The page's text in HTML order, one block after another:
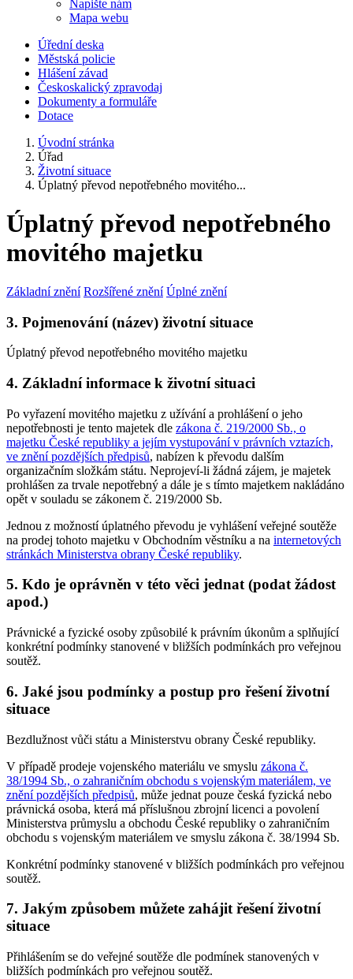
Napište nám
Mapa webu
Úřední deska
Městská policie
Hlášení závad
Českoskalický zpravodaj
Dokumenty a formuláře
Dotace
Úvodní stránka
Úřad
Životní situace
Úplatný převod nepotřebného movitého...
Úplatný převod nepotřebného
movitého majetku
Základní znění Rozšířené znění Úplné znění
3. Pojmenování (název) životní situace
Úplatný převod nepotřebného movitého majetku
4. Základní informace k životní situaci
Po vyřazení movitého majetku z užívání a prohlášení o jeho
nepotřebnosti je tento majetek dle zákona č. 219/2000 Sb., o
majetku České republiky a jejím vystupování v právních vztazích,
ve znění pozdějších předpisů, nabízen k převodu dalším
organizačním složkám státu. Neprojeví-li žádná zájem, je majetek
prohlášen za trvale nepotřebný a dále je s tímto majetkem nakládáno
opět v souladu se zákonem č. 219/2000 Sb.
Jednou z možností úplatného převodu je vyhlášení veřejné soutěže
na prodej tohoto majetku v Obchodním věstníku a na internetových
stránkách Ministerstva obrany České republiky.
5. Kdo je oprávněn v této věci jednat (podat žádost
apod.)
Právnické a fyzické osoby způsobilé k právním úkonům a splňující
konkrétní podmínky stanovené v bližších podmínkách pro veřejnou
soutěž.
6. Jaké jsou podmínky a postup pro řešení životní
situace
Bezdlužnost vůči státu a Ministerstvu obrany České republiky.
V případě prodeje vojenského materiálu ve smyslu zákona č.
38/1994 Sb., o zahraničním obchodu s vojenským materiálem, ve
znění pozdějších předpisů, může jednat pouze česká fyzická nebo
právnická osoba, která má příslušnou zbrojní licenci a povolení
Ministerstva průmyslu a obchodu České republiky o zahraničním
obchodu s vojenským materiálem ve smyslu zákona č. 38/1994 Sb.
Konkrétní podmínky stanovené v bližších podmínkách pro veřejnou
soutěž.
7. Jakým způsobem můžete zahájit řešení životní
situace
Přihlášením se do veřejné soutěže dle podmínek stanovených v
bližších podmínkách pro veřejnou soutěž.